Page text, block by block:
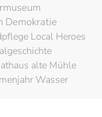
Demokratie
Local Heroes
alte Mühle
Wasser